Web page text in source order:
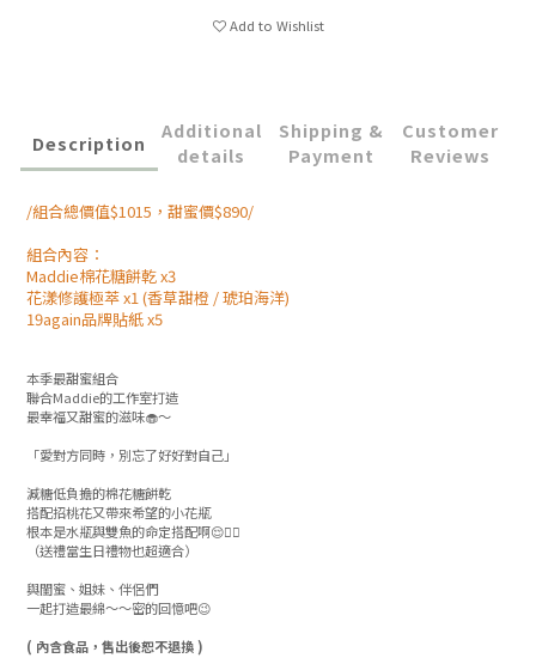
Add to Wishlist
Description
Additional
details
Shipping &
Payment
Customer
Reviews
/組合總價值$1015，甜蜜價$890/
組合內容：
Maddie棉花糖餅乾 x3
花漾修護極萃 x1 (香草甜橙 / 琥珀海洋)
19again品牌貼紙 x5
本季最甜蜜組合
聯合Maddie的工作室打造
最幸福又甜蜜的滋味🧁～
「愛對方同時，別忘了好好對自己」
減糖低負擔的棉花糖餅乾
搭配招桃花又帶來希望的小花瓶
根本是水瓶與雙魚的命定搭配啊😌👌🏻
（送禮當生日禮物也超適合）
與閨蜜、姐妹、伴侶們
一起打造最綿～～密的回憶吧😉
( 內含食品，售出後恕不退換 )